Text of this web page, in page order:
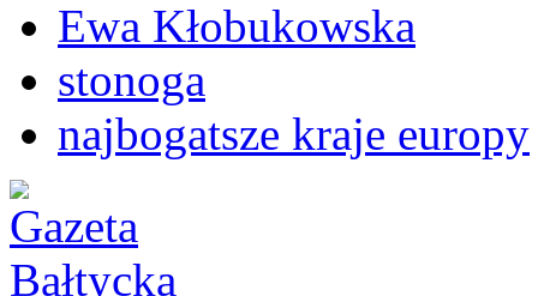
Ewa Kłobukowska
stonoga
najbogatsze kraje europy